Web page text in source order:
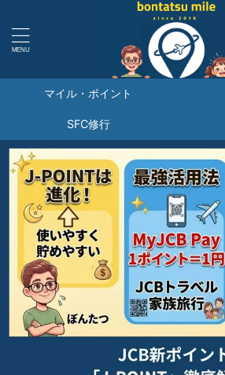
マイル・ポイント
SFC修行